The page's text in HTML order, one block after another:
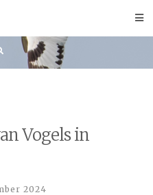
Vogels in
2024